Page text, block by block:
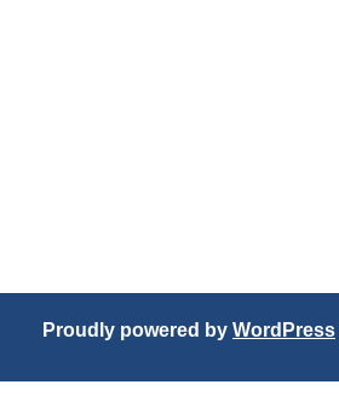
Proudly powered by WordPress